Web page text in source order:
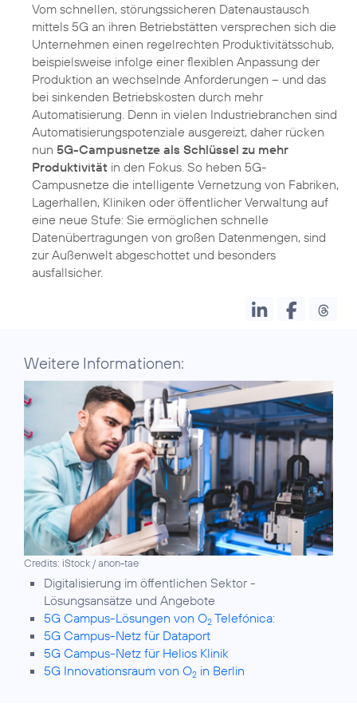
Vom schnellen, störungssicheren Datenaustausch
mittels 5G an ihren Betriebstätten versprechen sich die
Unternehmen einen regelrechten Produktivitätsschub,
beispielsweise infolge einer flexiblen Anpassung der
Produktion an wechselnde Anforderungen – und das
bei sinkenden Betriebskosten durch mehr
Automatisierung. Denn in vielen Industriebranchen sind
Automatisierungspotenziale ausgereizt, daher rücken
nun 5G-Campusnetze als Schlüssel zu mehr
Produktivität in den Fokus. So heben 5G-
Campusnetze die intelligente Vernetzung von Fabriken,
Lagerhallen, Kliniken oder öffentlicher Verwaltung auf
eine neue Stufe: Sie ermöglichen schnelle
Datenübertragungen von großen Datenmengen, sind
zur Außenwelt abgeschottet und besonders
ausfallsicher.
Weitere Informationen:
Credits: iStock / anon-tae
Digitalisierung im öffentlichen Sektor-
Lösungsansätze und Angebote
5G Campus-Lösungen von O2 Telefónica:
5G Campus-Netz für Dataport
5G Campus-Netz für Helios Klinik
5G Innovationsraum von O2 in Berlin